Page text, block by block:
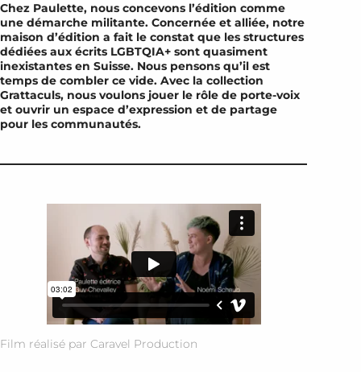
Chez Paulette, nous concevons l’édition comme
une démarche militante. Concernée et alliée, notre
maison d’édition a fait le constat que les structures
dédiées aux écrits LGBTQIA+ sont quasiment
inexistantes en Suisse. Nous pensons qu’il est
temps de combler ce vide. Avec la collection
Grattaculs, nous voulons jouer le rôle de porte-voix
et ouvrir un espace d’expression et de partage
pour les communautés.
Film réalisé par Caravel Production